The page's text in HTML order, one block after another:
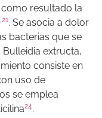
resultado la
21. Se asocia a dolor
bacterias que se
Bulleidia extructa,
consiste en
uso de
se emplea
24 .